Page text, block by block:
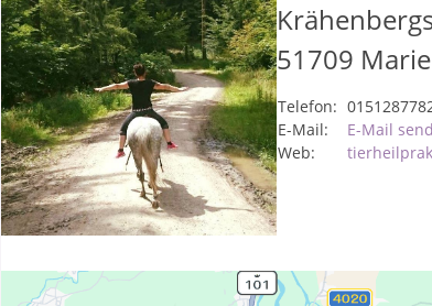
51709
Telefon:
E-Mail:
E-Mail
Web: